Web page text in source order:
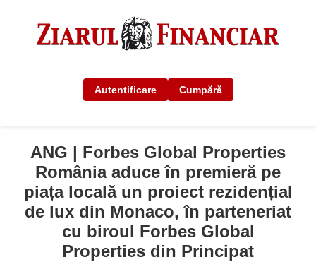
Autentificare Cumpără
ANG | Forbes Global Properties
România aduce în premieră pe
piața locală un proiect rezidențial
de lux din Monaco, în parteneriat
cu biroul Forbes Global
Properties din Principat